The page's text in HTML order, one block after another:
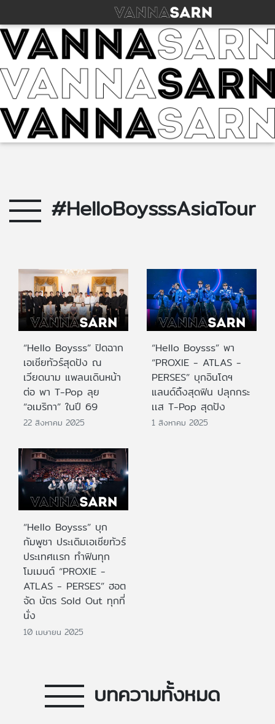
#HelloBoysssAsiaTour
“Hello Boysss” ปิดฉาก
เอเชียทัวร์สุดปัง ณ
เวียดนาม แพลนเดินหน้า
ต่อ พา T-Pop ลุย
“อเมริกา” ในปี 69
22 สิงหาคม 2025
“Hello Boysss” พา
“PROXIE - ATLAS -
PERSES” บุกอินโดฯ
แลนด์ดิ้งสุดฟิน ปลุกกระ
เเส T-Pop สุดปัง
1 สิงหาคม 2025
“Hello Boysss” บุก
กัมพูชา ประเดิมเอเชียทัวร์
ประเทศเเรก ทำฟินทุก
โมเมนต์ “PROXIE -
ATLAS - PERSES” ฮอต
จัด บัตร Sold Out ทุกที่
นั่ง
10 เมษายน 2025
บทความทั้งหมด